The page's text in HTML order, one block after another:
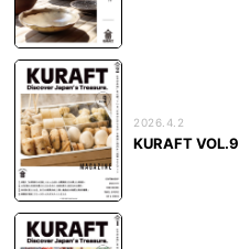
2026.4.2
KURAFT VOL.9